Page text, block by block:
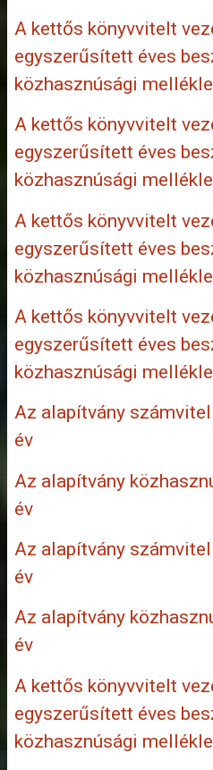
A kettős könyvvitelt
egyszerűsített éves
közhasznúsági
A kettős könyvvitelt
egyszerűsített éves
közhasznúsági
A kettős könyvvitelt
egyszerűsített éves
közhasznúsági
A kettős könyvvitelt
egyszerűsített éves
közhasznúsági
Az alapítvány
év
Az alapítvány
év
Az alapítvány
év
Az alapítvány
év
A kettős könyvvitelt
egyszerűsített éves
közhasznúsági